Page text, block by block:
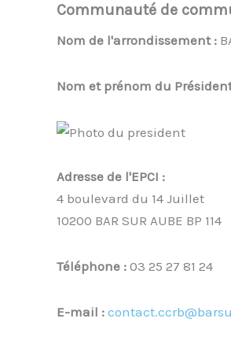
Communauté de
Nom de l'arrondissement :
Nom et prénom du
Adresse de l'EPCI :
4 boulevard du 14 Juillet
10200 BAR SUR AUBE BP 114
Téléphone : 03 25 27 81 24
E-mail :